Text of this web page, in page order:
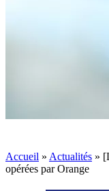
Accueil » Actualités »
opérées par Orange